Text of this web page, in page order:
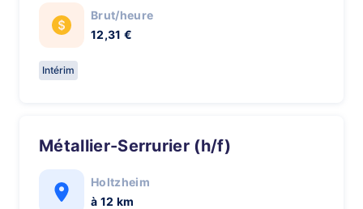
Brut/heure
12,31 €
Intérim
Métallier-Serrurier (h/f)
Holtzheim
à 12 km